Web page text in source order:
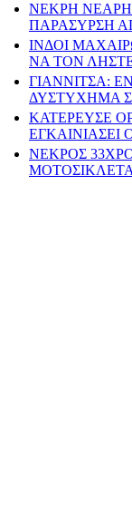
ΝΕΚΡΗ
ΠΑΡΑΣΥΡΣΗ
ΙΝΔΟΙ
ΝΑ ΤΟΝ
ΓΙΑΝΝΙΤΣΑ:
ΔΥΣΤΥΧΗΜΑ
ΚΑΤΕΡΕΥΣΕ
ΕΓΚΑΙΝΙΑΣΕΙ
ΝΕΚΡΟΣ
ΜΟΤΟΣΙΚΛΕΤΑ